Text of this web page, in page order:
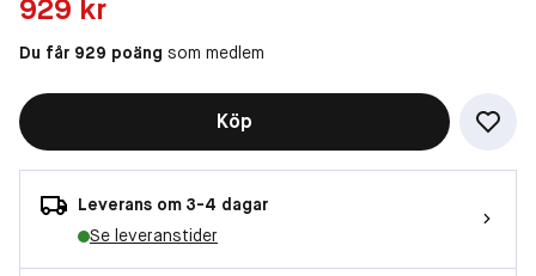
929 kr
Du får 929 poäng som medlem
Köp
Leverans om 3-4 dagar
Se leveranstider